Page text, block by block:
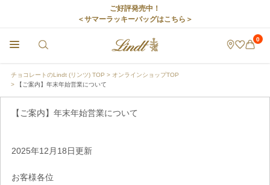
ご好評発売中！
＜サマーラッキーバッグはこちら＞
0
チョコレートのLindt (リンツ) TOP
オンラインショップTOP
【ご案内】年末年始営業について
【ご案内】年末年始営業について
2025年12月18日更新
お客様各位